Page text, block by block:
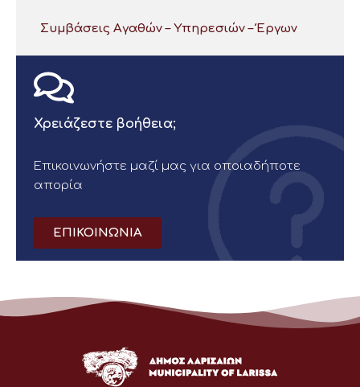
Συμβάσεις Αγαθών – Υπηρεσιών – Έργων
Χρειάζεστε βοήθεια;
Επικοινωνήστε μαζί μας για οποιαδήποτε
απορία
ΕΠΙΚΟΙΝΩΝΙΑ